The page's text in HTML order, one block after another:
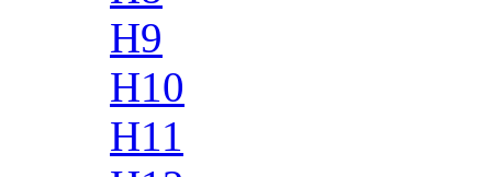
H9
H10
H11